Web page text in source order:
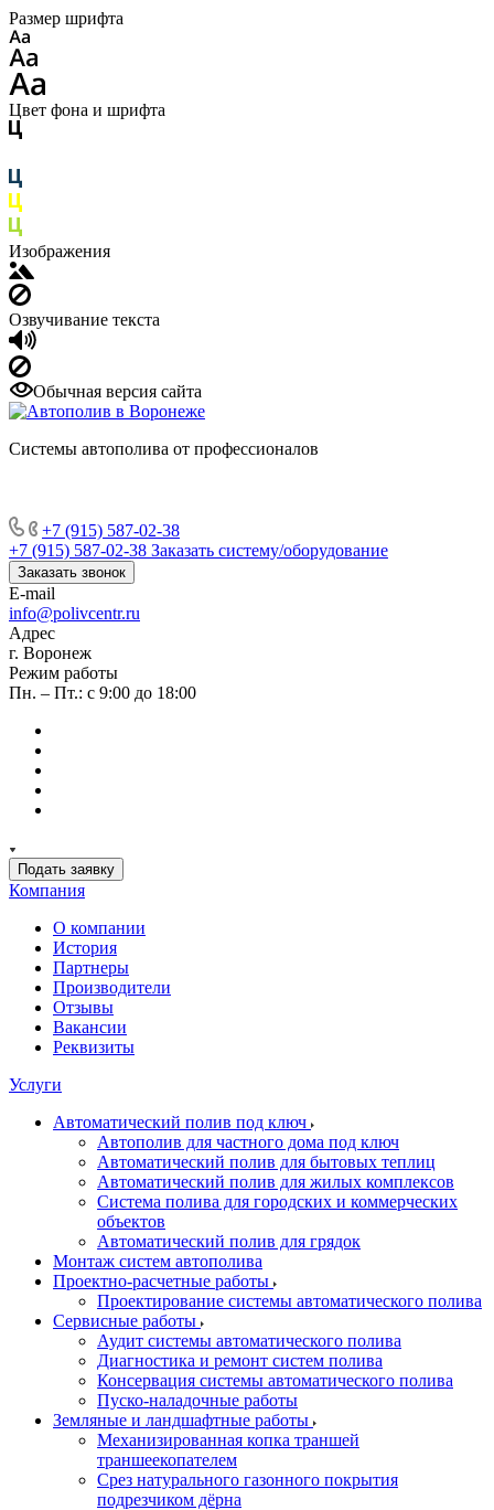
Размер шрифта
Цвет фона и шрифта
Изображения
Озвучивание текста
Обычная версия сайта
Системы автополива от профессионалов
+7 (915) 587-02-38
+7 (915) 587-02-38 Заказать систему/оборудование
Заказать звонок
E-mail
info@polivcentr.ru
Адрес
г. Воронеж
Режим работы
Пн. – Пт.: с 9:00 до 18:00
Подать заявку
Компания
О компании
История
Партнеры
Производители
Отзывы
Вакансии
Реквизиты
Услуги
Автоматический полив под ключ
Автополив для частного дома под ключ
Автоматический полив для бытовых теплиц
Автоматический полив для жилых комплексов
Система полива для городских и коммерческих
объектов
Автоматический полив для грядок
Монтаж систем автополива
Проектно-расчетные работы
Проектирование системы автоматического полива
Сервисные работы
Аудит системы автоматического полива
Диагностика и ремонт систем полива
Консервация системы автоматического полива
Пуско-наладочные работы
Земляные и ландшафтные работы
Механизированная копка траншей
траншеекопателем
Срез натурального газонного покрытия
подрезчиком дёрна